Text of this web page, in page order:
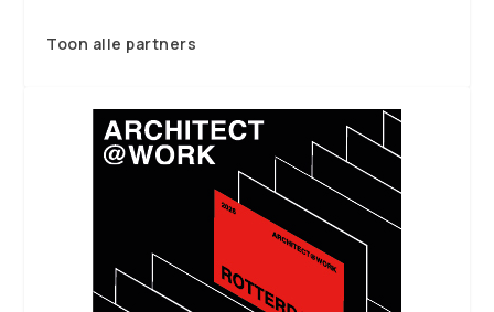
Toon alle partners